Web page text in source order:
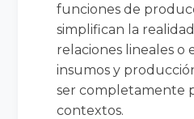
funciones de
simplifican la
relaciones lineales o
insumos y
ser completamente
contextos.